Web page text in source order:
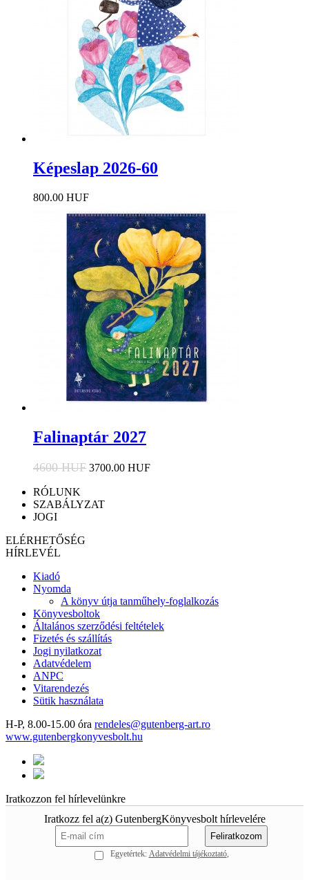
Képeslap 2026-60
800.00 HUF
Falinaptár 2027
4600 HUF 3700.00 HUF
RÓLUNK
SZABÁLYZAT
JOGI
ELÉRHETŐSÉG
HÍRLEVÉL
Kiadó
Nyomda
A könyv útja tanműhely-foglalkozás
Könyvesboltok
Általános szerződési feltételek
Fizetés és szállítás
Jogi nyilatkozat
Adatvédelem
ANPC
Vitarendezés
Sütik használata
H-P, 8.00-15.00 óra rendeles@gutenberg-art.ro
www.gutenbergkonyvesbolt.hu
Iratkozzon fel hírlevelünkre
Iratkozz fel a(z) GutenbergKönyvesbolt hírlevelére
Egyetértek: Adatvédelmi tájékoztató